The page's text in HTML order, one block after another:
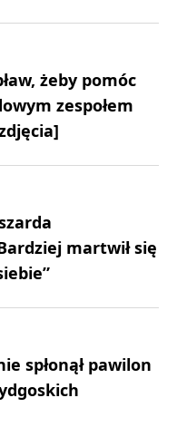
żeby pomóc
zespołem
martwił się
spłonął pawilon